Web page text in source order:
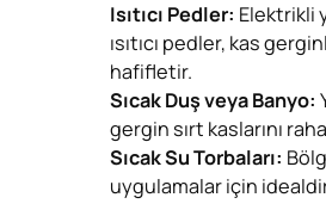
Isıtıcı Pedler: Elektrikli
ısıtıcı pedler, kas
hafifletir.
Sıcak Duş veya Banyo:
gergin sırt kaslarını
Sıcak Su Torbaları:
uygulamalar için